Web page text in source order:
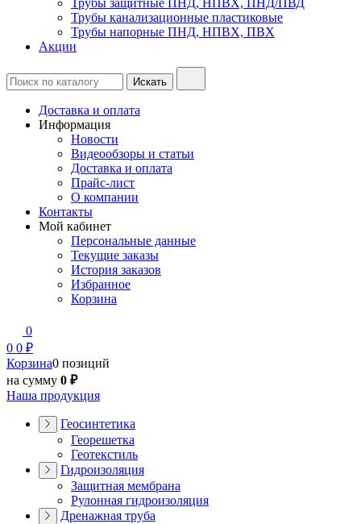
Трубы защитные ПНД, НПВХ, ПНД/ПВД
Трубы канализационные пластиковые
Трубы напорные ПНД, НПВХ, ПВХ
Акции
Доставка и оплата
Информация
Новости
Видеообзоры и статьи
Доставка и оплата
Прайс-лист
О компании
Контакты
Мой кабинет
Персональные данные
Текущие заказы
История заказов
Избранное
Корзина
0
0 0 ₽
Корзина0 позиций
на сумму 0 ₽
Наша продукция
Геосинтетика
Георешетка
Геотекстиль
Гидроизоляция
Защитная мембрана
Рулонная гидроизоляция
Дренажная труба